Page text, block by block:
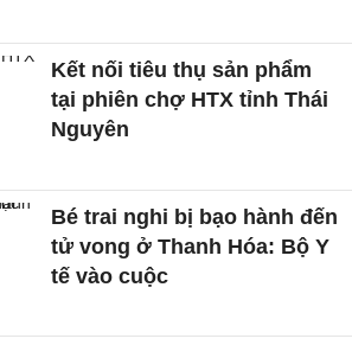
Kết nối tiêu thụ sản phẩm
tại phiên chợ HTX tỉnh Thái
Nguyên
Bé trai nghi bị bạo hành đến
tử vong ở Thanh Hóa: Bộ Y
tế vào cuộc